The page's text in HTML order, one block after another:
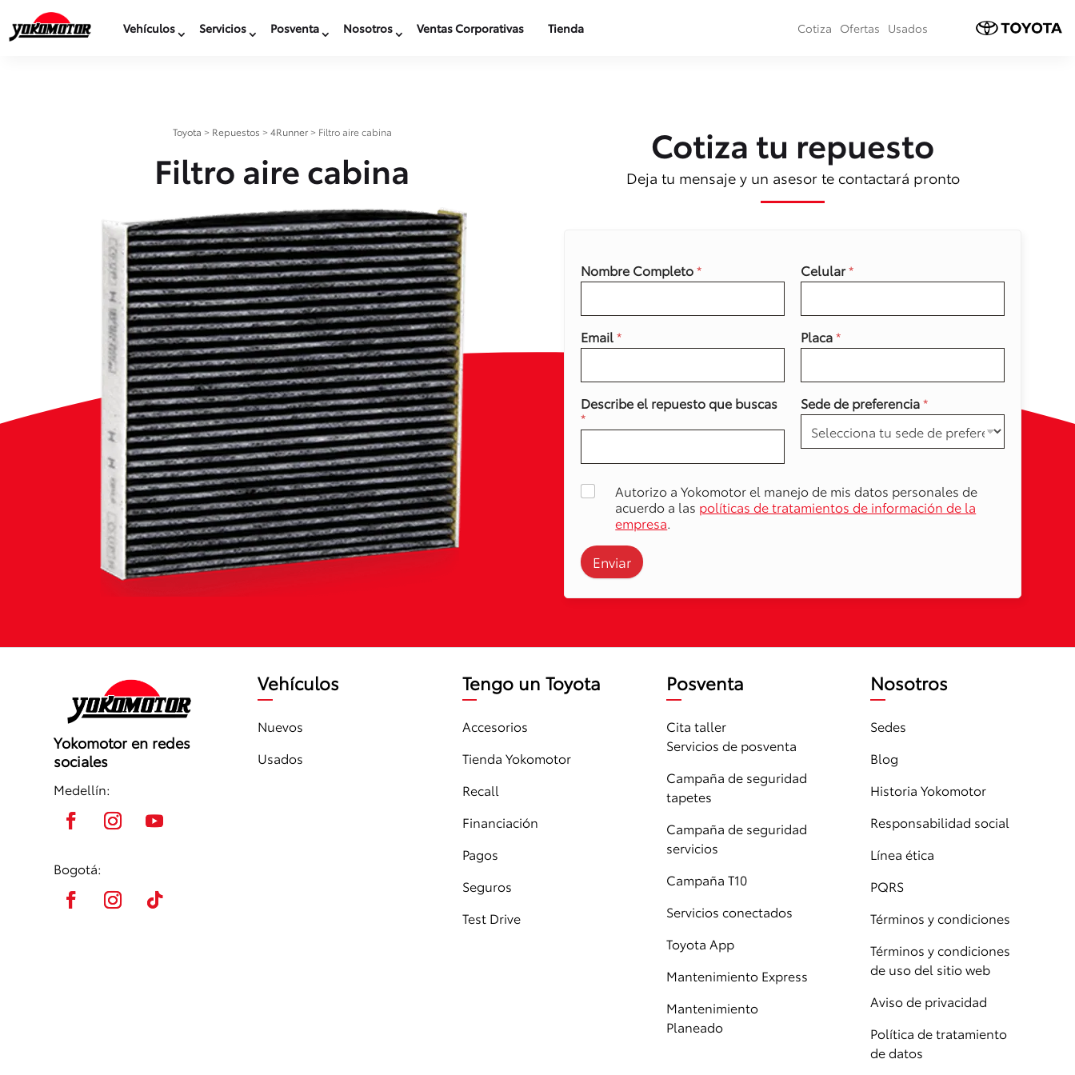
Vehículos Servicios Posventa Nosotros Ventas Corporativas Tienda Cotiza Ofertas Usados
Toyota > Repuestos > 4Runner> Filtro aire cabina
Filtro aire cabina
Cotiza tu repuesto
Deja tu mensaje y un asesor te contactará pronto
Nombre Completo*
Email*
Describe el repuesto que buscas
*
Celular*
Placa*
Sede de preferencia*
Autorizo a Yokomotor el manejo de mis datos personales de
acuerdo a las políticas de tratamientos de información de la
empresa.
Enviar
Yokomotor en redes
sociales
Medellín:
Bogotá:
Vehículos
Nuevos
Usados
Tengo un Toyota
Accesorios
Tienda Yokomotor
Recall
Financiación
Pagos
Seguros
Test Drive
Posventa
Cita taller
Servicios de posventa
Campaña de seguridad
tapetes
Campaña de seguridad
servicios
Campaña T10
Servicios conectados
Toyota App
Mantenimiento Express
Mantenimiento
Planeado
Nosotros
Sedes
Blog
Historia Yokomotor
Responsabilidad social
Línea ética
PQRS
Términos y condiciones
Términos y condiciones
de uso del sitio web
Aviso de privacidad
Política de tratamiento
de datos